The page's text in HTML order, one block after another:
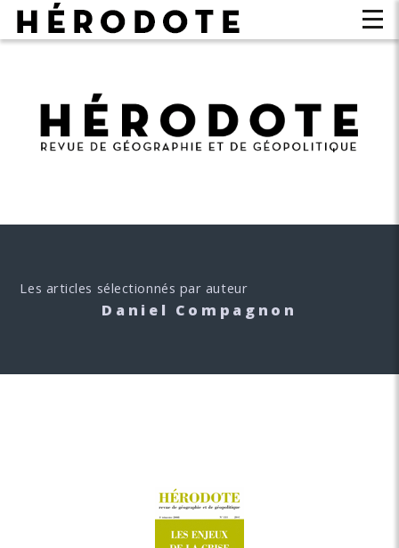
Les articles sélectionnés par auteur
Daniel Compagnon